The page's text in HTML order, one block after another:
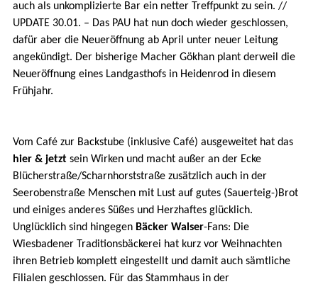
auch als unkomplizierte Bar ein netter Treffpunkt zu sein. //
UPDATE 30.01. – Das PAU hat nun doch wieder geschlossen,
dafür aber die Neueröffnung ab April unter neuer Leitung
angekündigt. Der bisherige Macher Gökhan plant derweil die
Neueröffnung eines Landgasthofs in Heidenrod in diesem
Frühjahr.
Vom Café zur Backstube (inklusive Café) ausgeweitet hat das
hier & jetzt sein Wirken und macht außer an der Ecke
Blücherstraße/Scharnhorststraße zusätzlich auch in der
Seerobenstraße Menschen mit Lust auf gutes (Sauerteig-)Brot
und einiges anderes Süßes und Herzhaftes glücklich.
Unglücklich sind hingegen Bäcker Walser-Fans: Die
Wiesbadener Traditionsbäckerei hat kurz vor Weihnachten
ihren Betrieb komplett eingestellt und damit auch sämtliche
Filialen geschlossen. Für das Stammhaus in der